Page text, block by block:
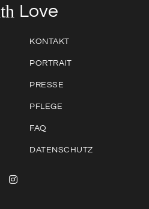
Love
KONTAKT
PORTRAIT
PRESSE
PFLEGE
FAQ
DATENSCHUTZ